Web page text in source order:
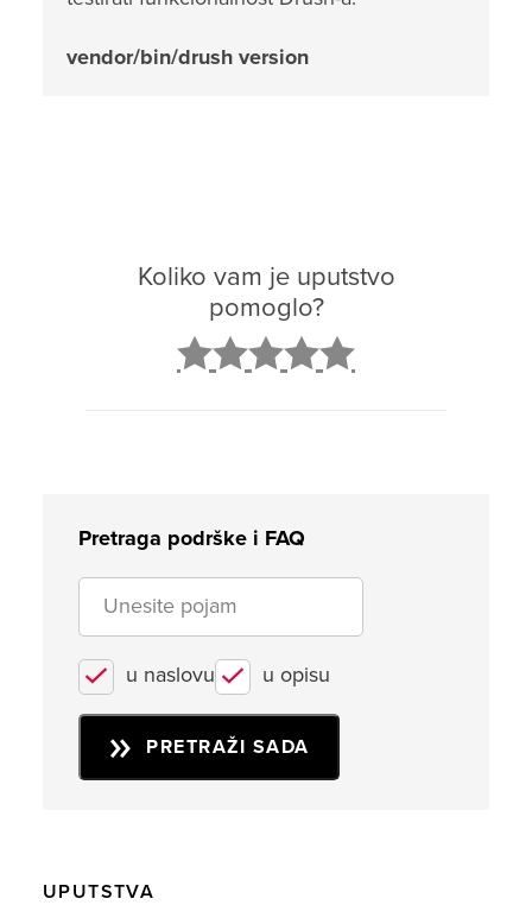
vendor/bin/drush version
Koliko vam je uputstvo
pomoglo?
Pretraga podrške i FAQ
u naslovu u opisu
PRETRAŽI SADA
UPUTSTVA